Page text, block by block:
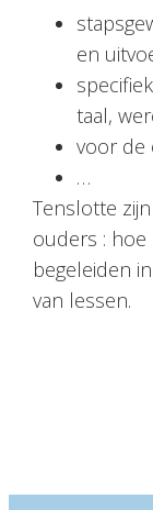
en
taal,
voor de
…
Tenslotte
ouders : hoe
begeleiden
van lessen.